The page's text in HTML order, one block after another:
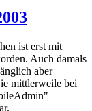
ist erst mit
Auch damals
aber
mittlerweile bei